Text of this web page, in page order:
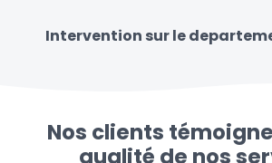
Intervention sur le
Nos clients
qualité de nos